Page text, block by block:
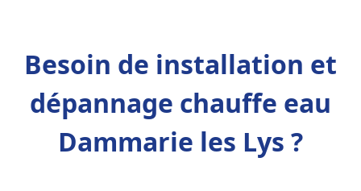
Besoin de installation et
dépannage chauffe eau
Dammarie les Lys ?